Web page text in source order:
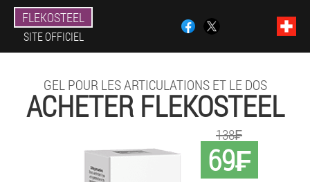
FLEKOSTEEL
SITE OFFICIEL
GEL POUR LES ARTICULATIONS ET LE DOS
ACHETER FLEKOSTEEL
69₣
138₣